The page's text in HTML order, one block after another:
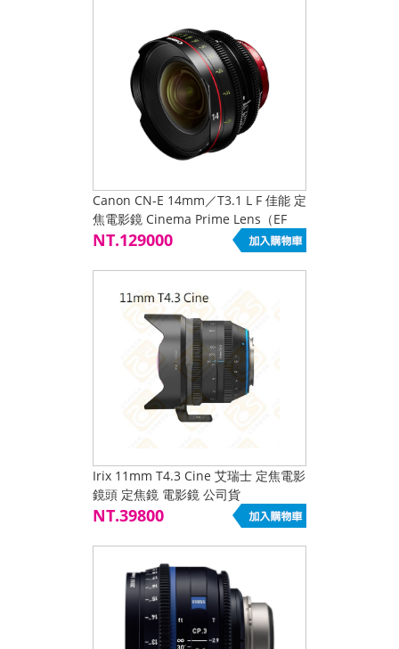
Canon CN-E 14mm／T3.1 L F 佳能 定
焦電影鏡 Cinema Prime Lens（EF
Mount）公司貨
NT.129000
Irix 11mm T4.3 Cine 艾瑞士 定焦電影
鏡頭 定焦鏡 電影鏡 公司貨
NT.39800